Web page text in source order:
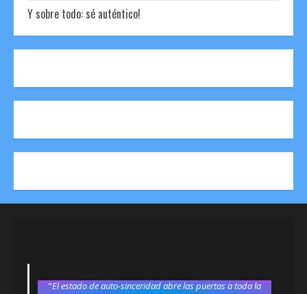
Y sobre todo: sé auténtico!
"El estado de auto-sinceridad abre las puertas a toda la